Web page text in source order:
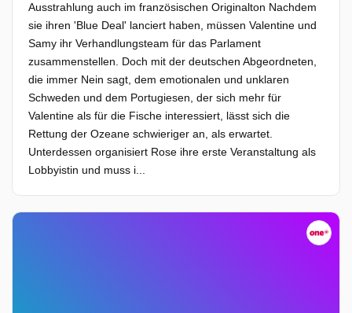
Ausstrahlung auch im französischen Originalton Nachdem
sie ihren 'Blue Deal' lanciert haben, müssen Valentine und
Samy ihr Verhandlungsteam für das Parlament
zusammenstellen. Doch mit der deutschen Abgeordneten,
die immer Nein sagt, dem emotionalen und unklaren
Schweden und dem Portugiesen, der sich mehr für
Valentine als für die Fische interessiert, lässt sich die
Rettung der Ozeane schwieriger an, als erwartet.
Unterdessen organisiert Rose ihre erste Veranstaltung als
Lobbyistin und muss i...